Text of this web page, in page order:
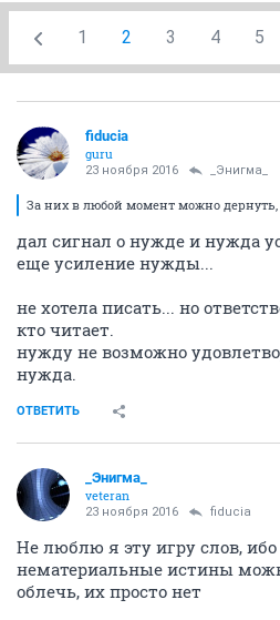
1 2 3 4 5
fiducia
guru
23 ноября 2016 _Энигма_
За них в любой момент можно дернуть,
дал сигнал о нужде и нужда
еще усиление нужды...
не хотела писать... но
кто читает.
нужду не возможно
нужда.
ОТВЕТИТЬ
_Энигма_
veteran
23 ноября 2016 fiducia
Не люблю я эту игру слов, ибо
нематериальные истины
облечь, их просто нет